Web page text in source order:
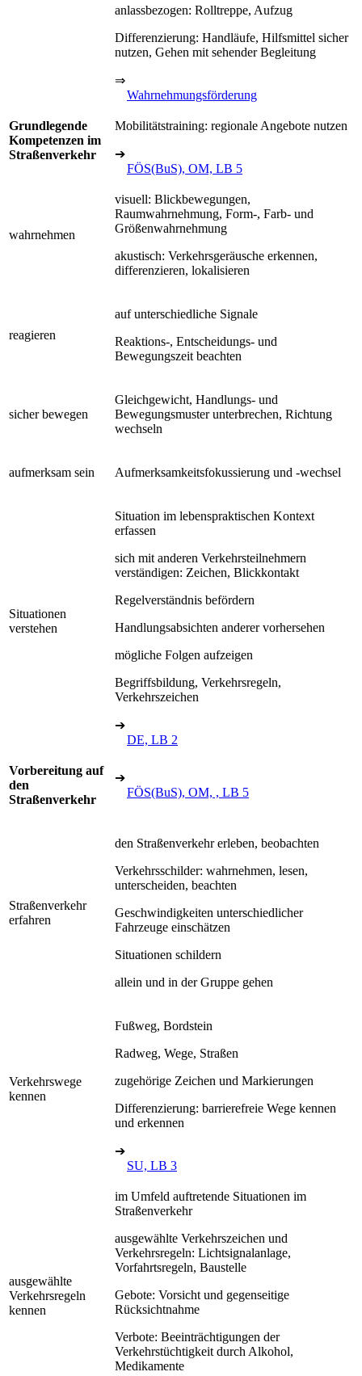
anlassbezogen: Rolltreppe, Aufzug
Differenzierung: Handläufe, Hilfsmittel sicher
nutzen, Gehen mit sehender Begleitung
⇒
Wahrnehmungsförderung
Grundlegende
Kompetenzen im
Straßenverkehr
Mobilitätstraining: regionale Angebote nutzen
➔
FÖS(BuS), OM, LB 5
wahrnehmen
visuell: Blickbewegungen,
Raumwahrnehmung, Form-, Farb- und
Größenwahrnehmung
akustisch: Verkehrsgeräusche erkennen,
differenzieren, lokalisieren
reagieren
auf unterschiedliche Signale
Reaktions-, Entscheidungs- und
Bewegungszeit beachten
sicher bewegen
Gleichgewicht, Handlungs- und
Bewegungsmuster unterbrechen, Richtung
wechseln
aufmerksam sein Aufmerksamkeitsfokussierung und -wechsel
Situationen
verstehen
Situation im lebenspraktischen Kontext
erfassen
sich mit anderen Verkehrsteilnehmern
verständigen: Zeichen, Blickkontakt
Regelverständnis befördern
Handlungsabsichten anderer vorhersehen
mögliche Folgen aufzeigen
Begriffsbildung, Verkehrsregeln,
Verkehrszeichen
➔
DE, LB 2
Vorbereitung auf
den
Straßenverkehr
➔
FÖS(BuS), OM, , LB 5
Straßenverkehr
erfahren
den Straßenverkehr erleben, beobachten
Verkehrsschilder: wahrnehmen, lesen,
unterscheiden, beachten
Geschwindigkeiten unterschiedlicher
Fahrzeuge einschätzen
Situationen schildern
allein und in der Gruppe gehen
Verkehrswege
kennen
Fußweg, Bordstein
Radweg, Wege, Straßen
zugehörige Zeichen und Markierungen
Differenzierung: barrierefreie Wege kennen
und erkennen
➔
SU, LB 3
ausgewählte
Verkehrsregeln
kennen
im Umfeld auftretende Situationen im
Straßenverkehr
ausgewählte Verkehrszeichen und
Verkehrsregeln: Lichtsignalanlage,
Vorfahrtsregeln, Baustelle
Gebote: Vorsicht und gegenseitige
Rücksichtnahme
Verbote: Beeinträchtigungen der
Verkehrstüchtigkeit durch Alkohol,
Medikamente